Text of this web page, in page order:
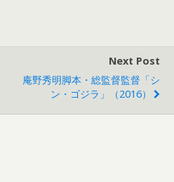
Next Post
庵野秀明脚本・総監督監督「シ
ン・ゴジラ」（2016）